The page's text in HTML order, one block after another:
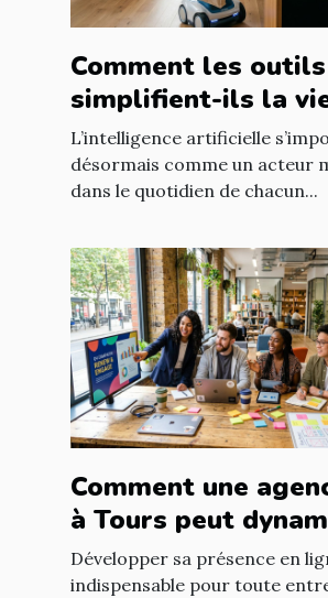
Comment les
simplifient-ils la
quotidienne ?
L’intelligence artificielle
désormais comme un acteur
dans le quotidien de chacun...
Comment une
à Tours peut
votre entreprise
Développer sa présence en
indispensable pour toute